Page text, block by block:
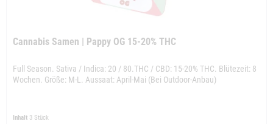
Cannabis Samen | Pappy OG 15-20% THC
Full Season. Sativa / Indica: 20 / 80.THC / CBD: 15-20% THC. Blütezeit: 8
Wochen. Größe: M-L. Aussaat: April-Mai (Bei Outdoor-Anbau)
Inhalt 3 Stück